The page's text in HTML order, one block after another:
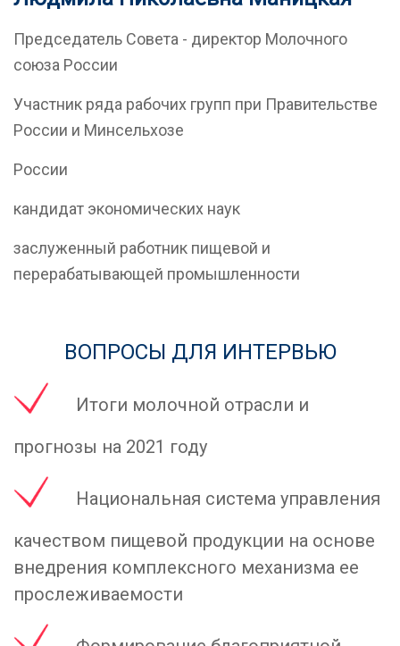
Председатель Совета - директор Молочного
союза России
Участник ряда рабочих групп при Правительстве
России и Минсельхозе
России
кандидат экономических наук
заслуженный работник пищевой и
перерабатывающей промышленности
ВОПРОСЫ ДЛЯ ИНТЕРВЬЮ
Итоги молочной отрасли и
прогнозы на 2021 году
Национальная система управления
качеством пищевой продукции на основе
внедрения комплексного механизма ее
прослеживаемости